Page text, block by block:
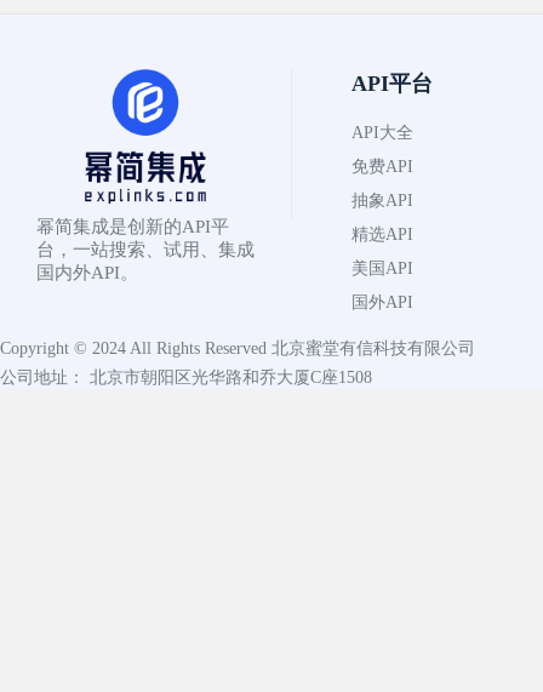
幂简集成是创新的API平
台，一站搜索、试用、集成
国内外API。
API平台
API大全
免费API
抽象API
精选API
美国API
国外API
Copyright © 2024 All Rights Reserved 北京蜜堂有信科技有限公司
公司地址： 北京市朝阳区光华路和乔大厦C座1508